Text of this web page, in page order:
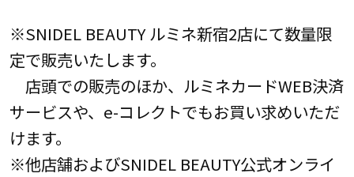
※SNIDEL BEAUTY ルミネ新宿2店にて数量限
定で販売いたします。
店頭での販売のほか、ルミネカードWEB決済
サービスや、e-コレクトでもお買い求めいただ
けます。
※他店舗およびSNIDEL BEAUTY公式オンライ